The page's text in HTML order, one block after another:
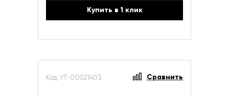
Купить в 1 клик
Код: УТ-00021403 Сравнить